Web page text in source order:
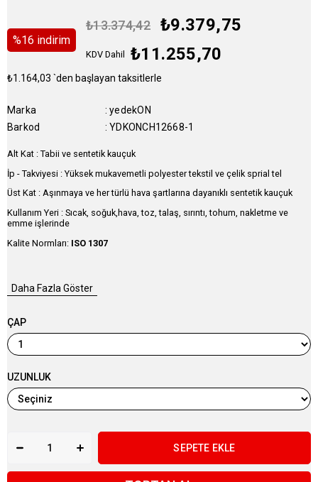
%16 i̇ndirim
₺13.374,42 ₺9.379,75
KDV Dahil ₺11.255,70
₺1.164,03 `den başlayan taksitlerle
Marka : yedekON
Barkod
: YDKONCH12668-1
Alt Kat : Tabii ve sentetik kauçuk
İp - Takviyesi : Yüksek mukavemetli polyester tekstil ve çelik sprial tel
Üst Kat : Aşınmaya ve her türlü hava şartlarına dayanıklı sentetik kauçuk
Kullanım Yeri : Sıcak, soğuk,hava, toz, talaş, sırıntı, tohum, nakletme ve
emme işlerinde
Kalite Normları: ISO 1307
Daha Fazla Göster
ÇAP
UZUNLUK